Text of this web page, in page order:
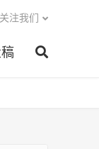
关注我们